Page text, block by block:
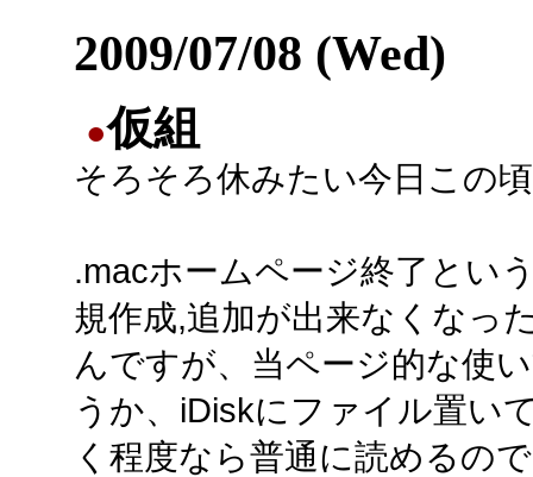
2009/07/08 (Wed)
●仮組
そろそろ休みたい今日この
.macホームページ終了とい
規作成,追加が出来なくなっ
んですが、当ページ的な使
うか、iDiskにファイル置い
く程度なら普通に読めるの